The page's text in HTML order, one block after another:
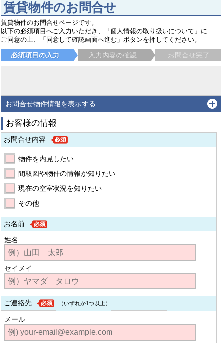
賃貸物件のお問合せ
賃貸物件のお問合せページです。
以下の必須項目へご入力いただき、「個人情報の取り扱いについて」に
ご同意の上、「同意して確認画面へ進む」ボタンを押してください。
必須項目の入力 入力内容の確認 お問合せ完了
お問合せ物件情報を表示する
お客様の情報
お問合せ内容
物件を内見したい
間取図や物件の情報が知りたい
現在の空室状況を知りたい
その他
お名前
姓名
セイメイ
ご連絡先 （いずれか1つ以上）
メール